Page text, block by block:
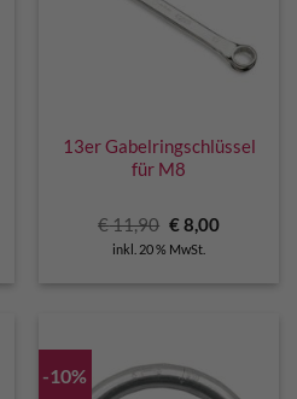
13er Gabelringschlüssel
für M8
€11,90 Ursprünglicher
Preis
war:
€ 8,00Aktueller
inkl. 20 % MwSt.
-10%